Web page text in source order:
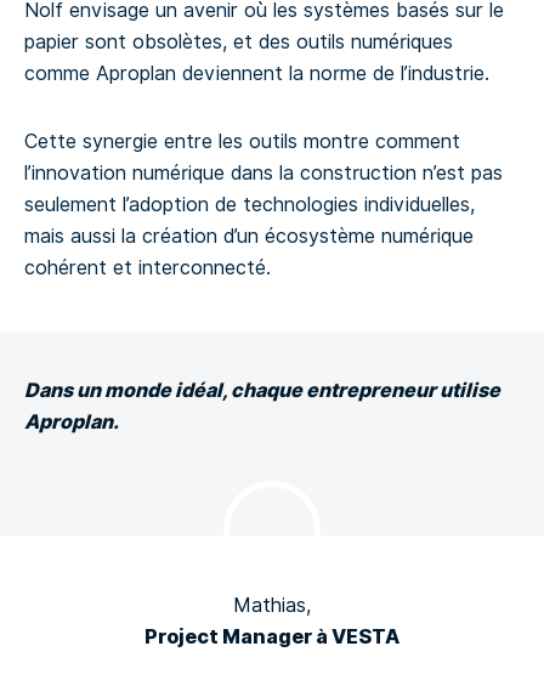
Nolf envisage un avenir où les systèmes basés sur le
papier sont obsolètes, et des outils numériques
comme Aproplan deviennent la norme de l’industrie.
Cette synergie entre les outils montre comment
l’innovation numérique dans la construction n’est pas
seulement l’adoption de technologies individuelles,
mais aussi la création d’un écosystème numérique
cohérent et interconnecté.
Dans un monde idéal, chaque entrepreneur utilise
Aproplan.
Mathias,
Project Manager à VESTA